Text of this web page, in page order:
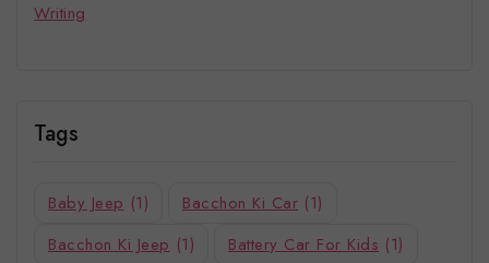
Writing
Tags
Baby Jeep (1) Bacchon Ki Car (1)
Bacchon Ki Jeep (1) Battery Car For Kids (1)